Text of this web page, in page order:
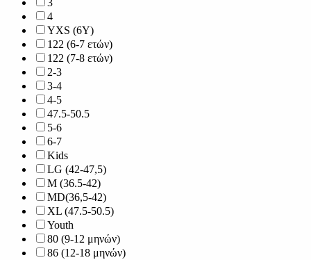
3
4
YXS (6Y)
122 (6-7 ετών)
122 (7-8 ετών)
2-3
3-4
4-5
47.5-50.5
5-6
6-7
Kids
LG (42-47,5)
M (36.5-42)
MD(36,5-42)
XL (47.5-50.5)
Youth
80 (9-12 μηνών)
86 (12-18 μηνών)